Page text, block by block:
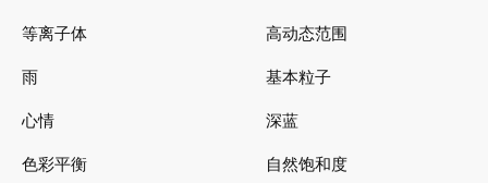
等离子体
雨
心情
色彩平衡
高动态范围
基本粒子
深蓝
自然饱和度